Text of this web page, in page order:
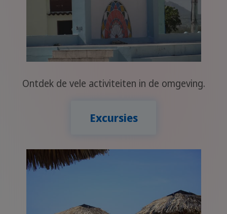
Ontdek de vele activiteiten in de omgeving.
Excursies